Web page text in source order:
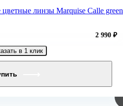
линзы Marquise Calle green
2 990 ₽
в 1 клик